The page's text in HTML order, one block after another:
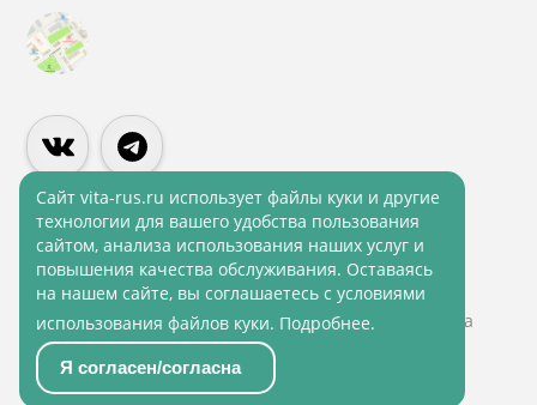
© 2001 - 2026 ВитаРус. Информация сайта защищена
законом об авторских правах
© Разработка и Сопровождение сайта
Политика конфиденциальности
Политика обработки персональных данных
Cайт vita-rus.ru использует файлы куки и другие
технологии для вашего удобства пользования
сайтом, анализа использования наших услуг и
повышения качества обслуживания. Оставаясь
на нашем сайте, вы соглашаетесь с условиями
использования файлов куки. Подробнее.
Я согласен/согласна